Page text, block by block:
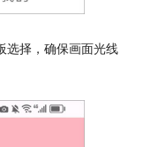
选择，确保画面光线